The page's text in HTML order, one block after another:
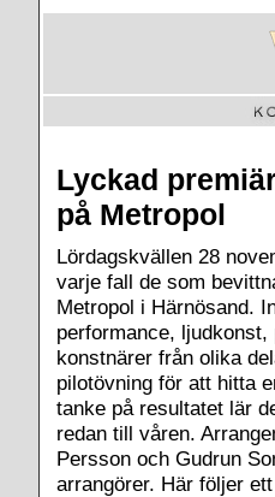
Lyckad
på Metropol
Lördagskvällen 28
varje fall de som
Metropol i Härnösand.
performance,
konstnärer från olika
pilotövning för att hitta
tanke på resultatet lär
redan till våren.
Persson och Gudrun
arrangörer. Här följer